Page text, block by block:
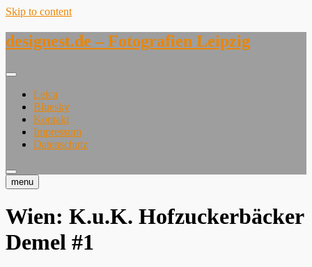
Skip to content
designest.de – Fotografien Leipzig
Leica
Bluesky
Kontakt
Impressum
Datenschutz
menu
Wien: K.u.K. Hofzuckerbäcker
Demel #1